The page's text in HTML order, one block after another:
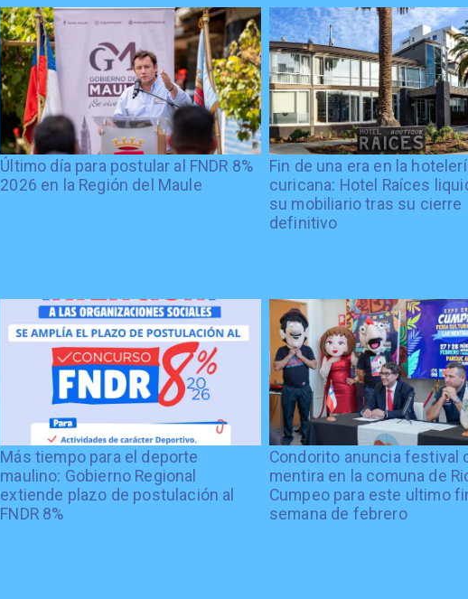
Último día para postular al FNDR 8%
2026 en la Región del Maule
Fin de una era en la
curicana: Hotel Raíces
su mobiliario tras su cierre
definitivo
Más tiempo para el deporte
maulino: Gobierno Regional
extiende plazo de postulación al
FNDR 8%
Condorito anuncia festival
mentira en la comuna de
Cumpeo para este ultimo
semana de febrero